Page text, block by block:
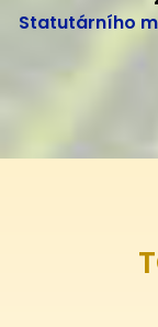
Statutárního